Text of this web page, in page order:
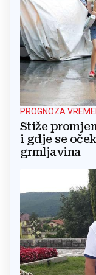
PROGNOZA
Stiže
i gdje se
grmljavina